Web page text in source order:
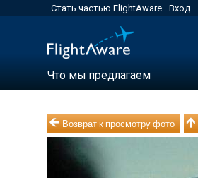
Стать частью FlightAware Вход
Что мы предлагаем
Возврат к просмотру фото